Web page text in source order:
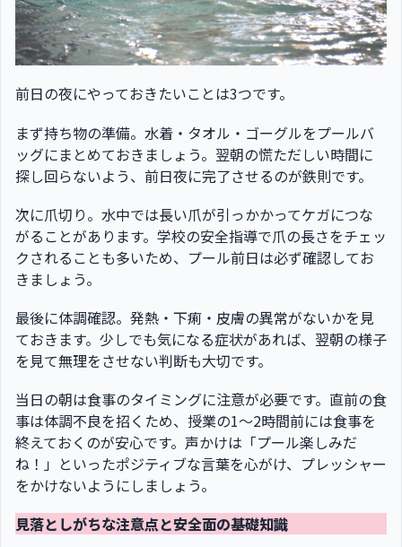
前日の夜にやっておきたいことは3つです。
まず持ち物の準備。水着・タオル・ゴーグルをプールバ
ッグにまとめておきましょう。翌朝の慌ただしい時間に
探し回らないよう、前日夜に完了させるのが鉄則です。
次に爪切り。水中では長い爪が引っかかってケガにつな
がることがあります。学校の安全指導で爪の長さをチェッ
クされることも多いため、プール前日は必ず確認してお
きましょう。
最後に体調確認。発熱・下痢・皮膚の異常がないかを見
ておきます。少しでも気になる症状があれば、翌朝の様子
を見て無理をさせない判断も大切です。
当日の朝は食事のタイミングに注意が必要です。直前の食
事は体調不良を招くため、授業の1〜2時間前には食事を
終えておくのが安心です。声かけは「プール楽しみだ
ね！」といったポジティブな言葉を心がけ、プレッシャー
をかけないようにしましょう。
見落としがちな注意点と安全面の基礎知識